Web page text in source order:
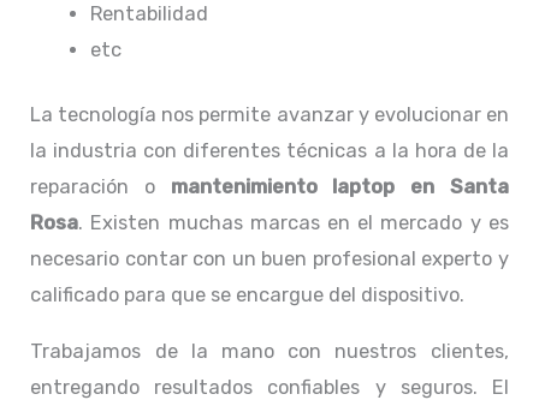
Rentabilidad
etc
La tecnología nos permite avanzar y evolucionar en
la industria con diferentes técnicas a la hora de la
reparación o mantenimiento laptop en Santa
Rosa. Existen muchas marcas en el mercado y es
necesario contar con un buen profesional experto y
calificado para que se encargue del dispositivo.
Trabajamos de la mano con nuestros clientes,
entregando resultados confiables y seguros. El